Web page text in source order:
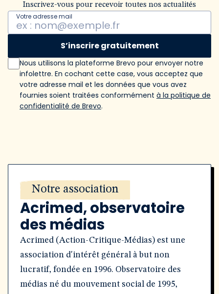
Inscrivez-vous pour recevoir toutes nos actualités
Votre adresse mail
S’inscrire gratuitement
Nous utilisons la plateforme Brevo pour envoyer notre
infolettre. En cochant cette case, vous acceptez que
votre adresse mail et les données que vous avez
fournies soient traitées conformément à la politique de
confidentialité de Brevo.
Notre association
Acrimed, observatoire
des médias
Acrimed (Action-Critique-Médias) est une
association d'intérêt général à but non
lucratif, fondée en 1996. Observatoire des
médias né du mouvement social de 1995,